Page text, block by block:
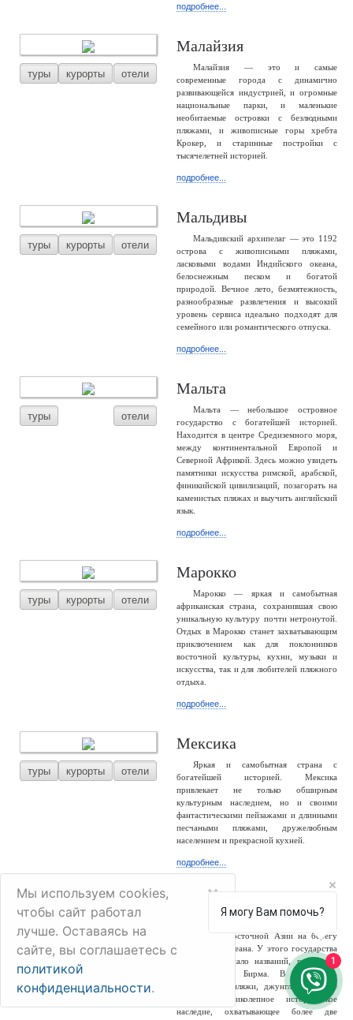
подробнее...
туры курорты отели
Малайзия
Малайзия — это и самые
современные города с динамично
развивающейся индустрией, и огромные
национальные парки, и маленькие
необитаемые островки с безлюдными
пляжами, и живописные горы хребта
Крокер, и старинные постройки с
тысячелетней историей.
подробнее...
туры курорты отели
Мальдивы
Мальдивский архипелаг — это 1192
острова с живописными пляжами,
ласковыми водами Индийского океана,
белоснежным песком и богатой
природой. Вечное лето, безмятежность,
разнообразные развлечения и высокий
уровень сервиса идеально подходят для
семейного или романтического отпуска.
подробнее...
туры отели
Мальта
Мальта — небольшое островное
государство с богатейшей историей.
Находится в центре Средиземного моря,
между континентальной Европой и
Северной Африкой. Здесь можно увидеть
памятники искусства римской, арабской,
финикийской цивилизаций, позагорать на
каменистых пляжах и выучить английский
язык.
подробнее...
туры курорты отели
Марокко
Марокко — яркая и самобытная
африканская страна, сохранившая свою
уникальную культуру почти нетронутой.
Отдых в Марокко станет захватывающим
приключением как для поклонников
восточной культуры, кухни, музыки и
искусства, так и для любителей пляжного
отдыха.
подробнее...
туры курорты отели
Мексика
Яркая и самобытная страна с
богатейшей историей. Мексика
привлекает не только обширным
культурным наследием, но и своими
фантастическими пейзажами и длинными
песчаными пляжами, дружелюбным
населением и прекрасной кухней.
подробнее...
туры отели
страна Юго-Восточной Азии на берегу
Индийского океана. У этого государства
сменилось немало названий, россиянам
известно как Бирма. В стране –
белоснежные пляжи, джунгли, снежные
горы и великолепное историческое
наследие, охватывающее более две
Мы используем cookies,
чтобы сайт работал
лучше. Оставаясь на
сайте, вы соглашаетесь с
политикой
конфиденциальности.
×
Я могу Вам помочь?
1